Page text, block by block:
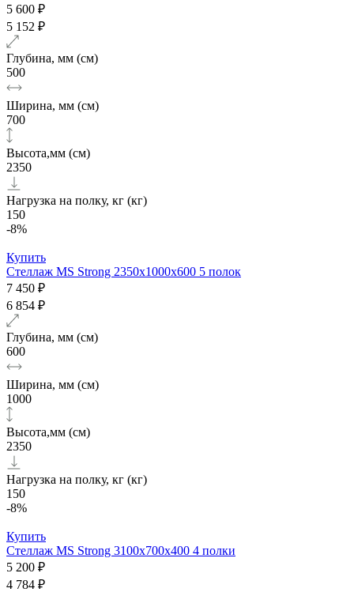
5 600 ₽
5 152 ₽
Глубина, мм (см)
500
Ширина, мм (см)
700
Высота,мм (см)
2350
Нагрузка на полку, кг (кг)
150
-8%
Купить
Стеллаж MS Strong 2350х1000x600 5 полок
7 450 ₽
6 854 ₽
Глубина, мм (см)
600
Ширина, мм (см)
1000
Высота,мм (см)
2350
Нагрузка на полку, кг (кг)
150
-8%
Купить
Стеллаж MS Strong 3100х700x400 4 полки
5 200 ₽
4 784 ₽